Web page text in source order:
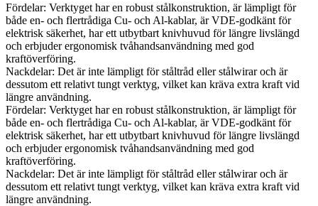
Fördelar: Verktyget har en robust stålkonstruktion, är lämpligt för
både en- och flertrådiga Cu- och Al-kablar, är VDE-godkänt för
elektrisk säkerhet, har ett utbytbart knivhuvud för längre livslängd
och erbjuder ergonomisk tvåhandsanvändning med god
kraftöverföring.
Nackdelar: Det är inte lämpligt för ståltråd eller stålwirar och är
dessutom ett relativt tungt verktyg, vilket kan kräva extra kraft vid
längre användning.
Fördelar: Verktyget har en robust stålkonstruktion, är lämpligt för
både en- och flertrådiga Cu- och Al-kablar, är VDE-godkänt för
elektrisk säkerhet, har ett utbytbart knivhuvud för längre livslängd
och erbjuder ergonomisk tvåhandsanvändning med god
kraftöverföring.
Nackdelar: Det är inte lämpligt för ståltråd eller stålwirar och är
dessutom ett relativt tungt verktyg, vilket kan kräva extra kraft vid
längre användning.